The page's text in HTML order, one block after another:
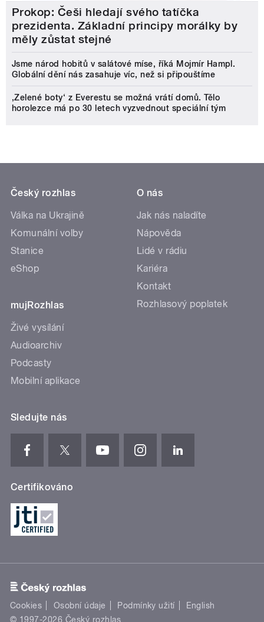
Prokop: Češi hledají svého tatíčka
prezidenta. Základní principy morálky by
měly zůstat stejné
Jsme národ hobitů v salátové míse, říká Mojmír Hampl.
Globální dění nás zasahuje víc, než si připouštíme
‚Zelené boty‘ z Everestu se možná vrátí domů. Tělo
horolezce má po 30 letech vyzvednout speciální tým
Český rozhlas
Válka na Ukrajině
Komunální volby
Stanice
eShop
mujRozhlas
Živé vysílání
Audioarchiv
Podcasty
Mobilní aplikace
O nás
Jak nás naladíte
Nápověda
Lidé v rádiu
Kariéra
Kontakt
Rozhlasový poplatek
Sledujte nás
Certifikováno
Cookies Osobní údaje Podmínky užití
English
© 1997-2026 Český rozhlas